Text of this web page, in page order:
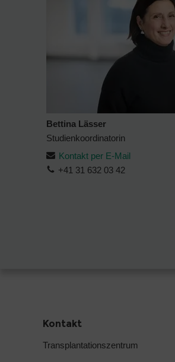
Bettina Lässer
Studienkoordinatorin
Kontakt per E-Mail
+41 31 632 03 42
Kontakt
Transplantationszentrum